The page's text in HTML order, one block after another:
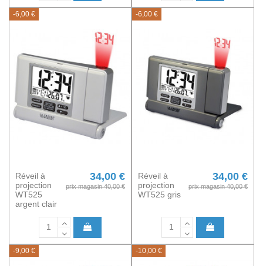
-6,00 €
Réveil à
projection
WT525
argent clair
34,00 €
prix magasin 40,00 €
-6,00 €
Réveil à
projection
WT525 gris
34,00 €
prix magasin 40,00 €
-9,00 € -10,00 €